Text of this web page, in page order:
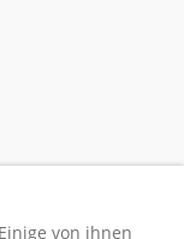
von ihnen